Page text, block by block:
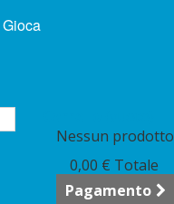
Gioca
Nessun prodotto
0,00 € Totale
Pagamento